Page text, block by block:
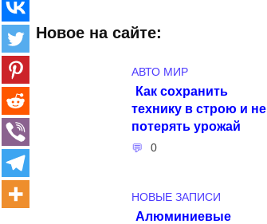
Новое на сайте:
АВТО МИР
Как сохранить
технику в строю и не
потерять урожай
0
НОВЫЕ ЗАПИСИ
Алюминиевые